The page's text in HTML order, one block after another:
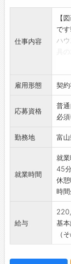
仕事内容
【
です!
ハ
シ
・
換や
・
例)
1.パ
2.
3.
や
囲:
雇用形態 契
応募資格
普
必
勤務地 富
就業時間
就
45
休
時
給与
基
（